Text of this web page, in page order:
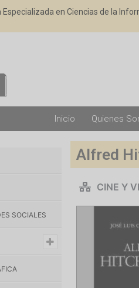
Especializada en Ciencias de la
Inicio Quienes
SOCIALES
Alfred
CINE Y